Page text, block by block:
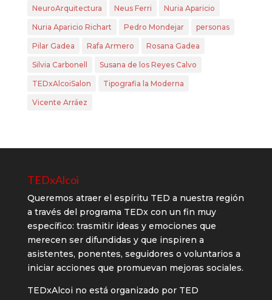
NeuroArquitectura Neus Ferri Nuria Aparicio
Nuria Aparicio Richart Pedro Mondejar personas
Pilar Gadea Rafa Armero Rosana Gadea
Silvia Carbonell Susana de los Reyes Calvo
TEDxAlcoiSalon Tipografia la Moderna
Vicente Arráez
TEDxAlcoi
Queremos atraer el espíritu TED a nuestra región
a través del programa TEDx con un fin muy
específico: trasmitir ideas y emociones que
merecen ser difundidas y que inspiren a
asistentes, ponentes, seguidores o voluntarios a
iniciar acciones que promuevan mejoras sociales.
TEDxAlcoi no está organizado por TED